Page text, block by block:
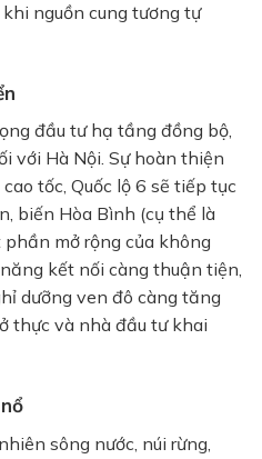
nguồn cung tương tự
đầu tư hạ tầng đồng bộ,
với Hà Nội. Sự hoàn thiện
tốc, Quốc lộ 6 sẽ tiếp tục
biến Hòa Bình (cụ thể là
mở rộng của không
kết nối càng thuận tiện,
dưỡng ven đô càng tăng
thực và nhà đầu tư khai
sông nước, núi rừng,